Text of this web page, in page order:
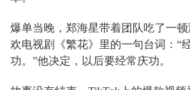
爆单当晚，郑海星带着团队吃了一
欢电视剧《繁花》里的一句台词：“
功。”他决定，以后要经常庆功。